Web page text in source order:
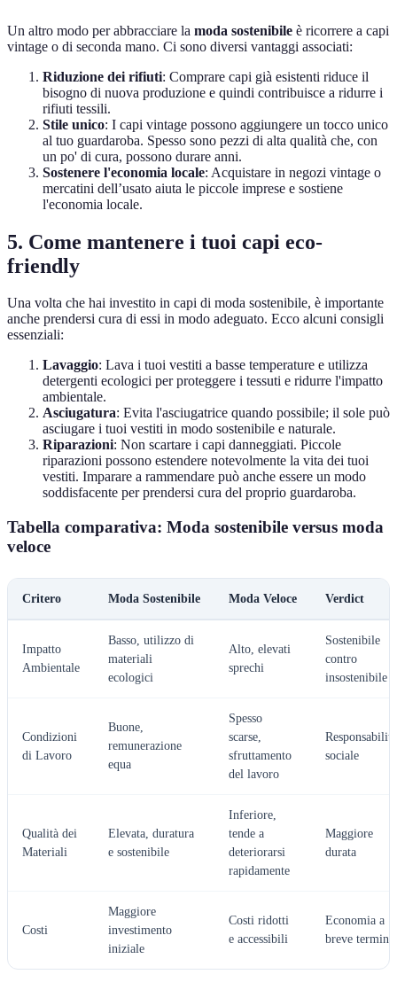
Un altro modo per abbracciare la moda sostenibile è ricorrere a capi
vintage o di seconda mano. Ci sono diversi vantaggi associati:
Riduzione dei rifiuti: Comprare capi già esistenti riduce il
bisogno di nuova produzione e quindi contribuisce a ridurre i
rifiuti tessili.
Stile unico: I capi vintage possono aggiungere un tocco unico
al tuo guardaroba. Spesso sono pezzi di alta qualità che, con
un po' di cura, possono durare anni.
Sostenere l'economia locale: Acquistare in negozi vintage o
mercatini dell’usato aiuta le piccole imprese e sostiene
l'economia locale.
5. Come mantenere i tuoi capi eco-
friendly
Una volta che hai investito in capi di moda sostenibile, è importante
anche prendersi cura di essi in modo adeguato. Ecco alcuni consigli
essenziali:
Lavaggio: Lava i tuoi vestiti a basse temperature e utilizza
detergenti ecologici per proteggere i tessuti e ridurre l'impatto
ambientale.
Asciugatura: Evita l'asciugatrice quando possibile; il sole può
asciugare i tuoi vestiti in modo sostenibile e naturale.
Riparazioni: Non scartare i capi danneggiati. Piccole
riparazioni possono estendere notevolmente la vita dei tuoi
vestiti. Imparare a rammendare può anche essere un modo
soddisfacente per prendersi cura del proprio guardaroba.
Tabella comparativa: Moda sostenibile versus moda
veloce
Critero Moda Sostenibile Moda Veloce Verdict
Impatto
Ambientale
Basso, utilizzo di
materiali
ecologici
Alto, elevati
sprechi
Sostenibile
contro
insostenibile
Condizioni
di Lavoro
Buone,
remunerazione
equa
Spesso
scarse,
sfruttamento
del lavoro
Responsabilità
sociale
Qualità dei
Materiali
Elevata, duratura
e sostenibile
Inferiore,
tende a
deteriorarsi
rapidamente
Maggiore
durata
Costi
Maggiore
investimento
iniziale
Costi ridotti
e accessibili
Economia a
breve termine